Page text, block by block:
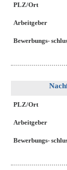
PLZ/Ort
Arbeitgeber
Bewerbungs-
PLZ/Ort
Arbeitgeber
Bewerbungs-